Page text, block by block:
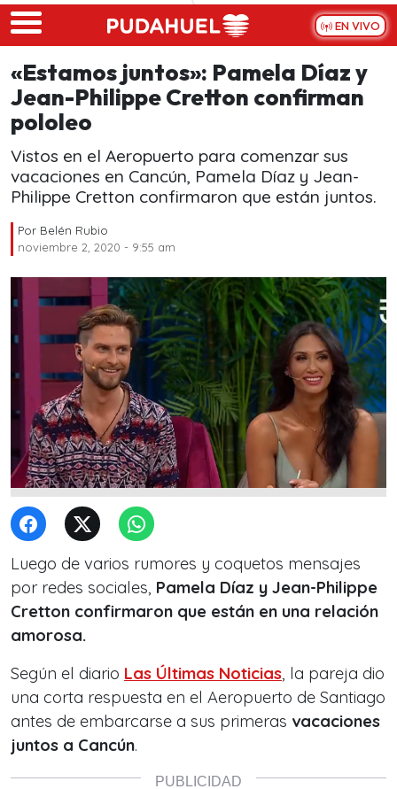
Skip to main content
EN VIVO
«Estamos juntos»: Pamela Díaz y
Jean-Philippe Cretton confirman
pololeo
Vistos en el Aeropuerto para comenzar sus
vacaciones en Cancún, Pamela Díaz y Jean-
Philippe Cretton confirmaron que están juntos.
Por Belén Rubio
noviembre 2, 2020 - 9:55 am
Luego de varios rumores y coquetos mensajes
por redes sociales, Pamela Díaz y Jean-Philippe
Cretton confirmaron que están en una relación
amorosa.
Según el diario Las Últimas Noticias, la pareja dio
una corta respuesta en el Aeropuerto de Santiago
antes de embarcarse a sus primeras vacaciones
juntos a Cancún.